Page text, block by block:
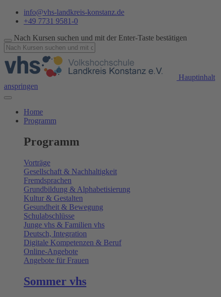
info@vhs-landkreis-konstanz.de
+49 7731 9581-0
Nach Kursen suchen und mit der Enter-Taste bestätigen
Hauptinhalt
anspringen
Home
Programm
Programm
Vorträge
Gesellschaft & Nachhaltigkeit
Fremdsprachen
Grundbildung & Alphabetisierung
Kultur & Gestalten
Gesundheit & Bewegung
Schulabschlüsse
Junge vhs & Familien vhs
Deutsch, Integration
Digitale Kompetenzen & Beruf
Online-Angebote
Angebote für Frauen
Sommer vhs